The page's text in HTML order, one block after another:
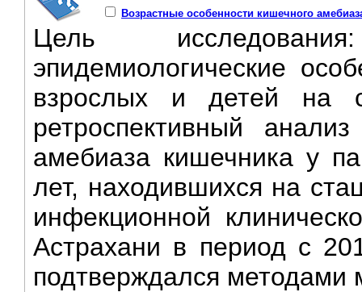
Возрастные особенности кишечного
Цель
эпидемиологические
взрослых и детей на
ретроспективный
амебиаза кишечника у
лет, находившихся на
инфекционной
Астрахани в период с
подтверждался методами